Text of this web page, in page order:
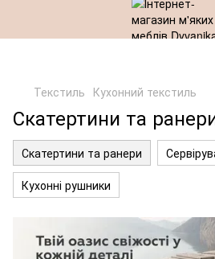
Текстиль Кухонний текстиль
Скатертини та
Скатертини та ранери
Кухонні рушники